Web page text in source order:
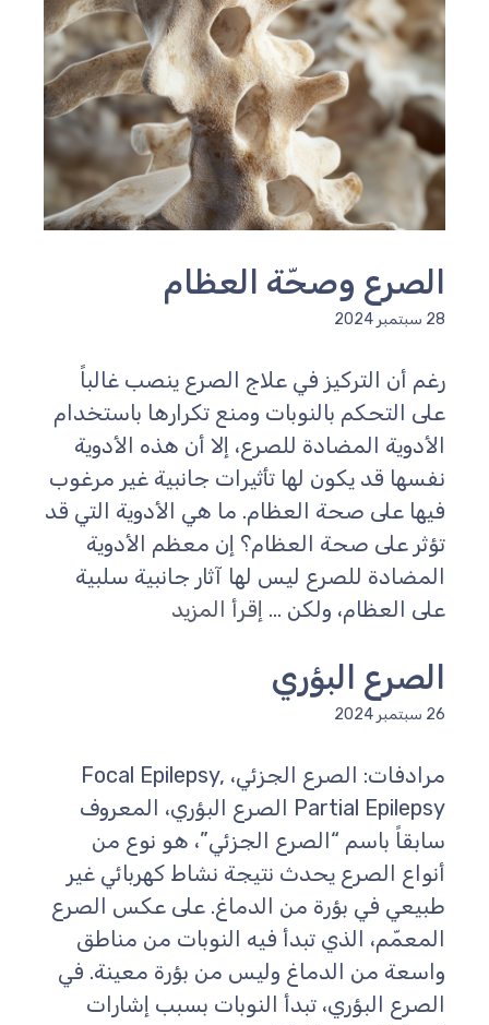
الصرع وصحّة العظام
28 سبتمبر 2024
رغم أن التركيز في علاج الصرع ينصب غالباً
على التحكم بالنوبات ومنع تكرارها باستخدام
الأدوية المضادة للصرع، إلا أن هذه الأدوية
نفسها قد يكون لها تأثيرات جانبية غير مرغوب
فيها على صحة العظام. ما هي الأدوية التي قد
تؤثر على صحة العظام؟ إن معظم الأدوية
المضادة للصرع ليس لها آثار جانبية سلبية
على العظام، ولكن ... إقرأ المزيد
الصرع البؤري
26 سبتمبر 2024
مرادفات: الصرع الجزئي، Focal Epilepsy,
Partial Epilepsy الصرع البؤري، المعروف
سابقاً باسم “الصرع الجزئي”، هو نوع من
أنواع الصرع يحدث نتيجة نشاط كهربائي غير
طبيعي في بؤرة من الدماغ. على عكس الصرع
المعمّم، الذي تبدأ فيه النوبات من مناطق
واسعة من الدماغ وليس من بؤرة معينة. في
الصرع البؤري، تبدأ النوبات بسبب إشارات